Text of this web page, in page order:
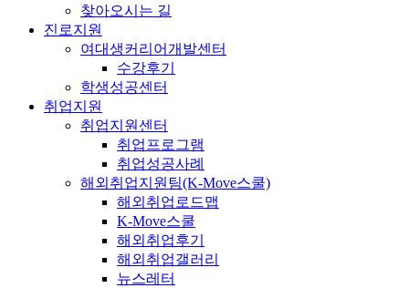
찾아오시는 길
진로지원
여대생커리어개발센터
수강후기
학생성공센터
취업지원
취업지원센터
취업프로그램
취업성공사례
해외취업지원팀(K-Move스쿨)
해외취업로드맵
K-Move스쿨
해외취업후기
해외취업갤러리
뉴스레터